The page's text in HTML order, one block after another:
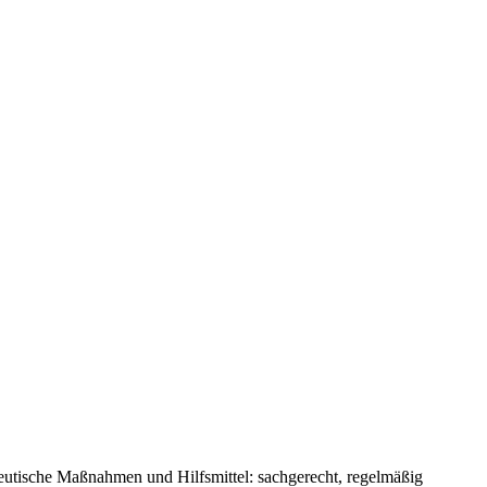
Maßnahmen und Hilfsmittel: sachgerecht, regelmäßig